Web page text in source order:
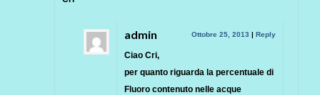
admin Ottobre 25, 2013 | Reply
Ciao Cri,
per quanto riguarda la percentuale di
Fluoro contenuto nelle acque